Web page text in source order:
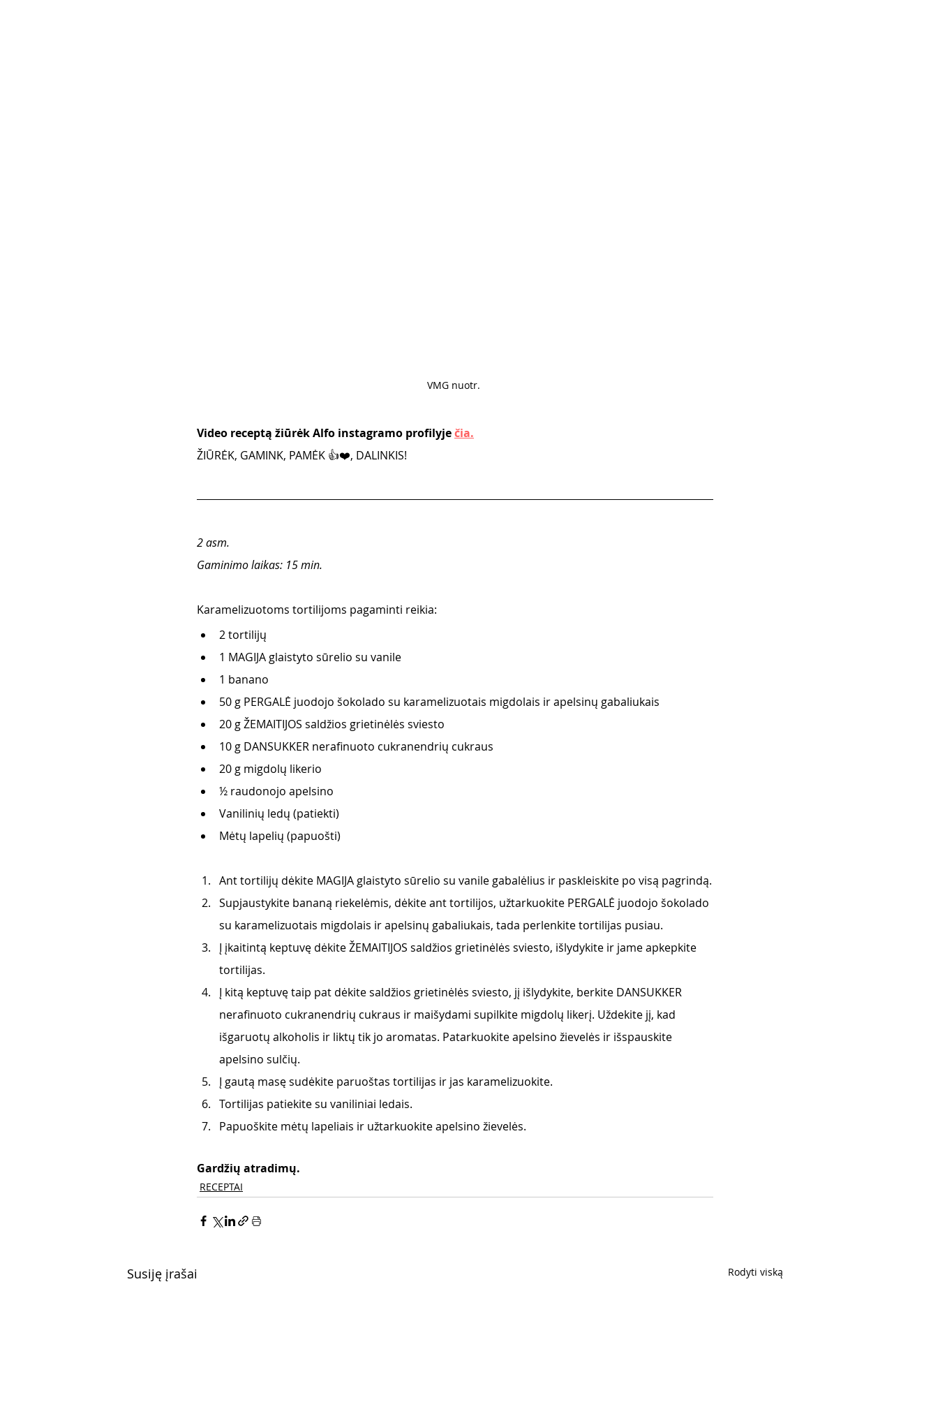
VMG nuotr.
Video receptą žiūrėk Alfo instagramo profilyje čia.
ŽIŪRĖK, GAMINK, PAMĖK 👍❤️, DALINKIS!
2 asm.
Gaminimo laikas: 15 min.
Karamelizuotoms tortilijoms pagaminti reikia:
2 tortilijų
1 MAGIJA glaistyto sūrelio su vanile
1 banano
50 g PERGALĖ juodojo šokolado su karamelizuotais migdolais ir apelsinų gabaliukais
20 g ŽEMAITIJOS saldžios grietinėlės sviesto
10 g DANSUKKER nerafinuoto cukranendrių cukraus
20 g migdolų likerio
½ raudonojo apelsino
Vanilinių ledų (patiekti)
Mėtų lapelių (papuošti)
Ant tortilijų dėkite MAGIJA glaistyto sūrelio su vanile gabalėlius ir paskleiskite po visą pagrindą.
Supjaustykite bananą riekelėmis, dėkite ant tortilijos, užtarkuokite PERGALĖ juodojo šokolado
su karamelizuotais migdolais ir apelsinų gabaliukais, tada perlenkite tortilijas pusiau.
Į įkaitintą keptuvę dėkite ŽEMAITIJOS saldžios grietinėlės sviesto, išlydykite ir jame apkepkite
tortilijas.
Į kitą keptuvę taip pat dėkite saldžios grietinėlės sviesto, jį išlydykite, berkite DANSUKKER
nerafinuoto cukranendrių cukraus ir maišydami supilkite migdolų likerį. Uždekite jį, kad
išgaruotų alkoholis ir liktų tik jo aromatas. Patarkuokite apelsino žievelės ir išspauskite
apelsino sulčių.
Į gautą masę sudėkite paruoštas tortilijas ir jas karamelizuokite.
Tortilijas patiekite su vaniliniai ledais.
Papuoškite mėtų lapeliais ir užtarkuokite apelsino žievelės.
Gardžių atradimų.
RECEPTAI
Susiję įrašai Rodyti viską